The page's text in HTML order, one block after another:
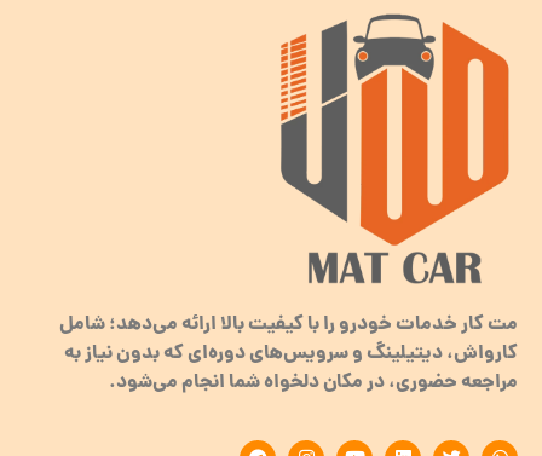
مت کار خدمات خودرو را با کیفیت بالا ارائه می‌دهد؛ شامل
کارواش، دیتیلینگ و سرویس‌های دوره‌ای که بدون نیاز به
مراجعه حضوری، در مکان دلخواه شما انجام می‌شود.